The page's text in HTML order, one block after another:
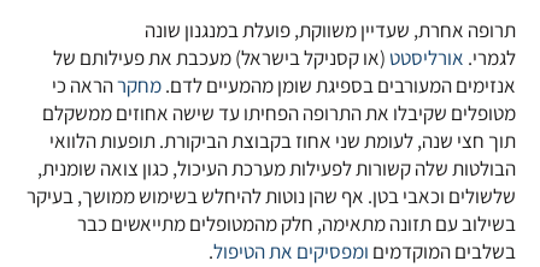
תרופה אחרת, שעדיין משווקת, פועלת במנגנון שונה
לגמרי. אורליסטט (או קסניקל בישראל) מעכבת את פעילותם של
אנזימים המעורבים בספיגת שומן מהמעיים לדם.מחקרהראה כי
מטופלים שקיבלו את התרופה הפחיתו עד שישה אחוזים ממשקלם
תוך חצי שנה, לעומת שני אחוז בקבוצת הביקורת. תופעות הלוואי
הבולטות שלה קשורות לפעילות מערכת העיכול, כגון צואה שומנית,
שלשולים וכאבי בטן. אף שהן נוטות להיחלש בשימוש ממושך, בעיקר
בשילוב עם תזונה מתאימה, חלק מהמטופלים מתייאשים כבר
בשלבים המוקדמים ומפסיקים את הטיפול.